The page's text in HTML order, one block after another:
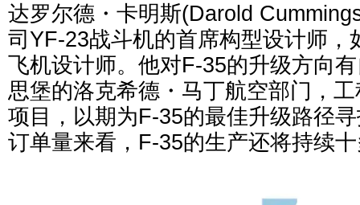
达罗尔德・卡明斯(Darold
司YF-23战斗机的首席构型设计师，
飞机设计师。他对F-35的升级方向
思堡的洛克希德・马丁航空部门，
项目，以期为F-35的最佳升级路径
订单量来看，F-35的生产还将持续